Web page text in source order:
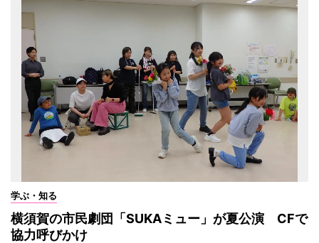
学ぶ・知る
横須賀の市民劇団「SUKAミュー」が夏公演 CFで
協力呼びかけ